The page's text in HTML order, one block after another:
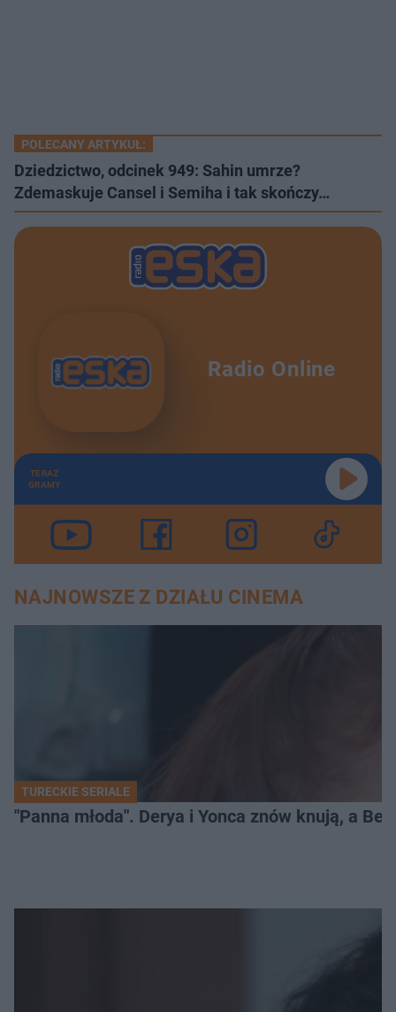
POLECANY ARTYKUŁ:
Dziedzictwo, odcinek 949: Sahin umrze?
Zdemaskuje Cansel i Semiha i tak skończy…
Radio Online
TERAZ
GRAMY
NAJNOWSZE Z DZIAŁU CINEMA
TURECKIE SERIALE
"Panna młoda". Derya i Yonca znów knują, a